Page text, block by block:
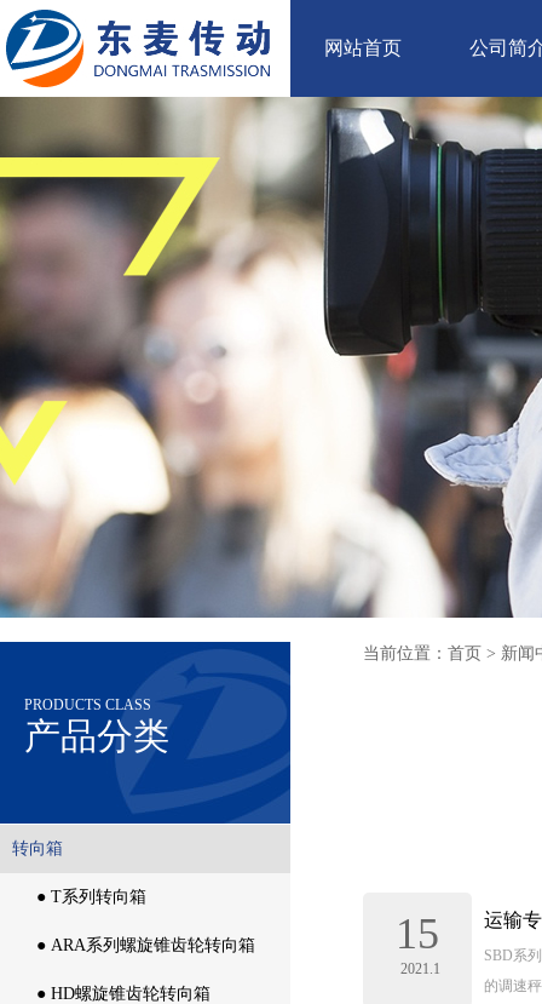
网站首页 公司简
PRODUCTS CLASS
产品分类
转向箱
转向箱
● T系列转向箱
● T系列转向箱
● ARA系列螺旋锥齿轮转向箱
● ARA系列螺旋锥齿轮转向箱
● HD螺旋锥齿轮转向箱
当前位置：首页 > 新
15
2021.1
运输
SBD系
的调速